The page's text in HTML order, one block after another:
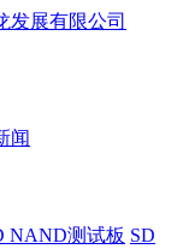
闻
NAND测试板 SD